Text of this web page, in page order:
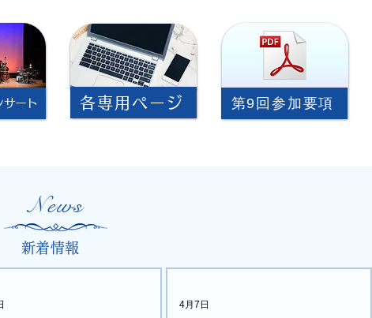
サート 各専用ページ 第9回参加要項
News
​新着情報
4月7日